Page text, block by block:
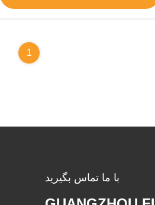
1
با ما تماس بگیرید